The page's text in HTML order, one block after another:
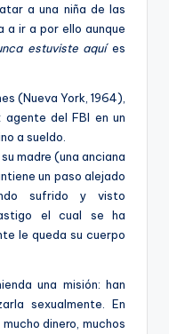
a una niña de las
a ir a por ello aunque
estuviste aquíes
(Nueva York, 1964),
del FBI en un
a sueldo.
madre (una anciana
un paso alejado
sufrido y visto
el cual se ha
le queda su cuerpo
una misión: han
sexualmente. En
dinero, muchos